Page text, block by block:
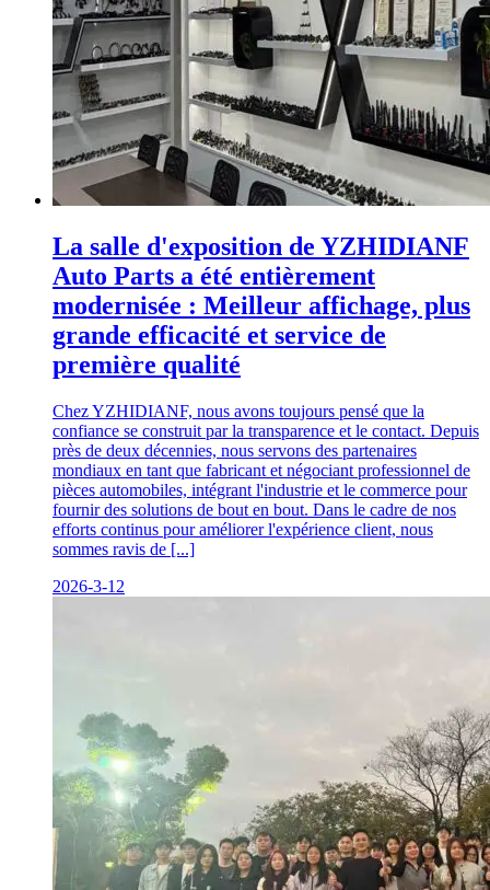
La salle d'exposition de YZHIDIANF
Auto Parts a été entièrement
modernisée : Meilleur affichage, plus
grande efficacité et service de
première qualité
Chez YZHIDIANF, nous avons toujours pensé que la
confiance se construit par la transparence et le contact. Depuis
près de deux décennies, nous servons des partenaires
mondiaux en tant que fabricant et négociant professionnel de
pièces automobiles, intégrant l'industrie et le commerce pour
fournir des solutions de bout en bout. Dans le cadre de nos
efforts continus pour améliorer l'expérience client, nous
sommes ravis de [...]
2026-3-12